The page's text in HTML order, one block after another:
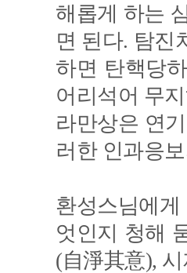
해롭게 하는
면 된다. 탐진
하면 탄핵당
어리석어 무
라만상은 연
러한 인과응
환성스님에
엇인지 청해
(自淨其意),